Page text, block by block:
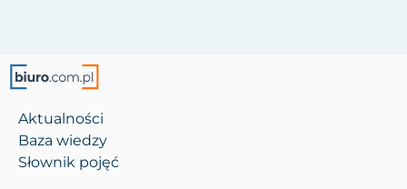
Aktualności
Baza wiedzy
Słownik pojęć